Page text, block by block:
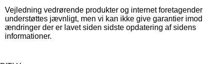
Vejledning vedrørende produkter og internet foretagender
understøttes jævnligt, men vi kan ikke give garantier imod
ændringer der er lavet siden sidste opdatering af sidens
informationer.